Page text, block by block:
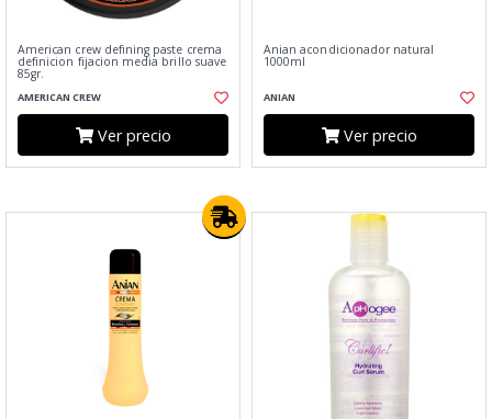
American crew defining paste crema
definicion fijacion media brillo suave
85gr.
AMERICAN CREW
Ver precio
Anian acondicionador natural
1000ml
ANIAN
Ver precio